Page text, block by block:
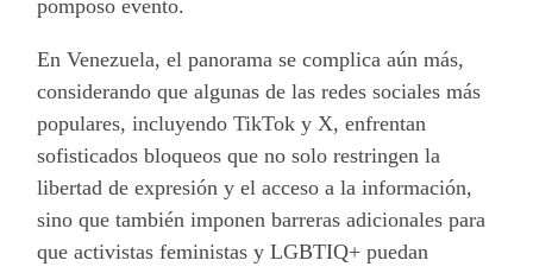
pomposo evento.
En Venezuela, el panorama se complica aún más,
considerando que algunas de las redes sociales más
populares, incluyendo TikTok y X, enfrentan
sofisticados bloqueos que no solo restringen la
libertad de expresión y el acceso a la información,
sino que también imponen barreras adicionales para
que activistas feministas y LGBTIQ+ puedan